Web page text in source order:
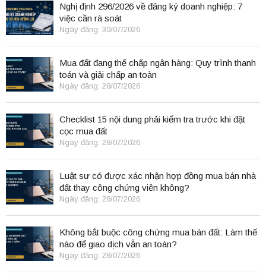
Nghị định 296/2026 về đăng ký doanh nghiệp: 7
việc cần rà soát
Ngày đăng: 30/07/2026
Mua đất đang thế chấp ngân hàng: Quy trình thanh
toán và giải chấp an toàn
Ngày đăng: 28/07/2026
Checklist 15 nội dung phải kiểm tra trước khi đặt
cọc mua đất
Ngày đăng: 28/07/2026
Luật sư có được xác nhận hợp đồng mua bán nhà
đất thay công chứng viên không?
Ngày đăng: 28/07/2026
Không bắt buộc công chứng mua bán đất: Làm thế
nào để giao dịch vẫn an toàn?
Ngày đăng: 28/07/2026